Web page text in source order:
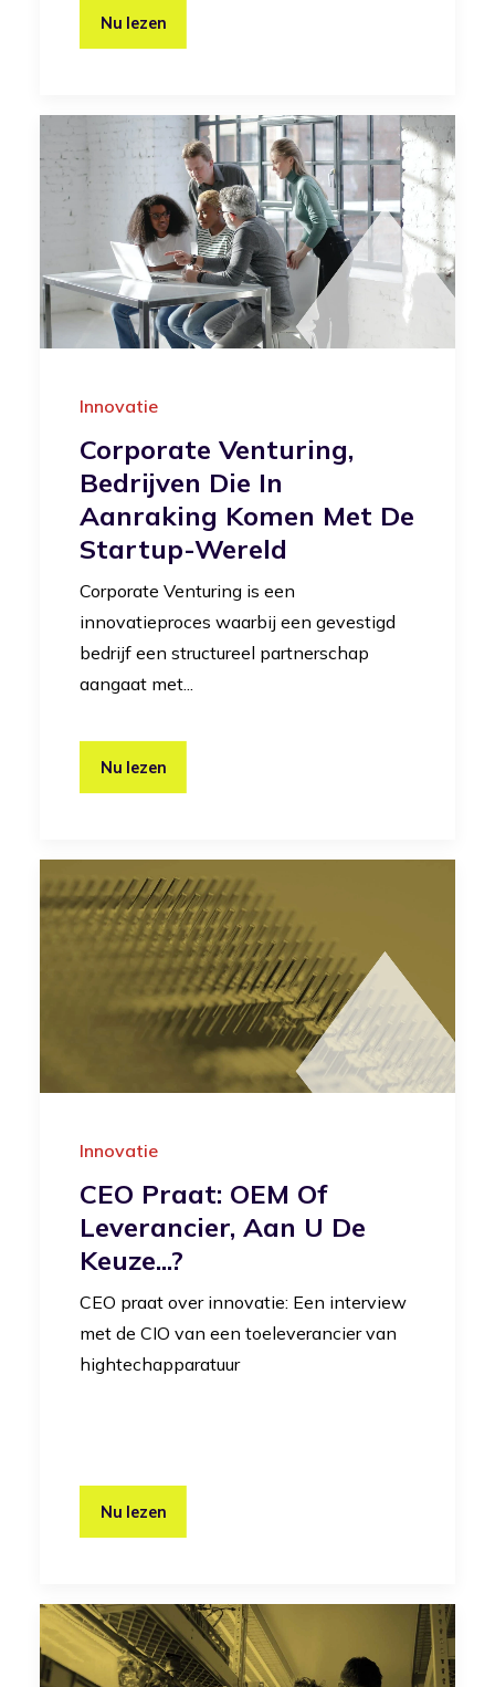
Nu lezen
Innovatie
Corporate Venturing,
Bedrijven Die In
Aanraking Komen Met De
Startup-Wereld
Corporate Venturing is een
innovatieproces waarbij een gevestigd
bedrijf een structureel partnerschap
aangaat met...
Nu lezen
Innovatie
CEO Praat: OEM Of
Leverancier, Aan U De
Keuze...?
CEO praat over innovatie: Een interview
met de CIO van een toeleverancier van
hightechapparatuur
Nu lezen